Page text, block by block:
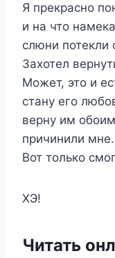
Я прекрасно
и на что
слюни потекли
Захотел
Может, это и
стану его
верну им
причинили мне.
Вот только
ХЭ!
Читать